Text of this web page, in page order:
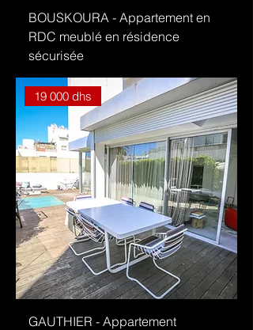
BOUSKOURA - Appartement en
RDC meublé en résidence
sécurisée
19 000 dhs
GAUTHIER - Appartement